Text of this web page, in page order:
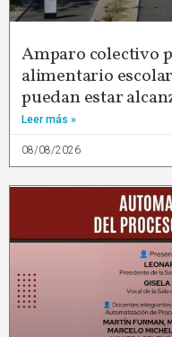
Amparo colectivo
alimentario
puedan estar
Leer más »
08/08/2026